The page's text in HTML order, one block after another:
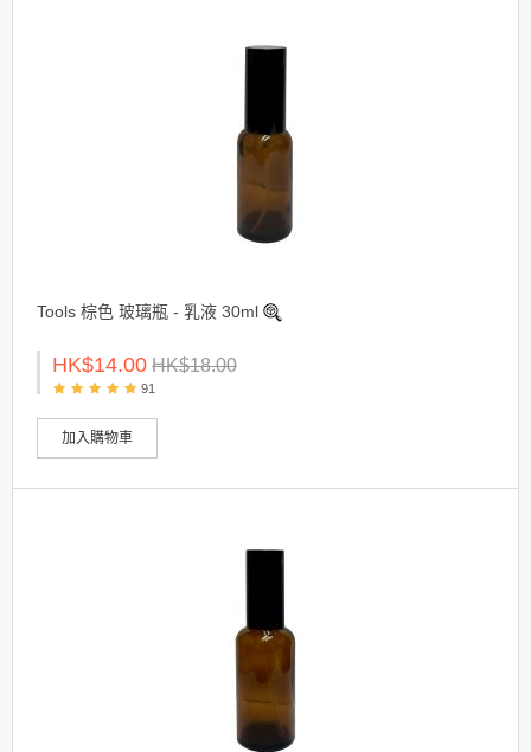
Tools 棕色 玻璃瓶 - 乳液 30ml
HK$14.00 HK$18.00
91
加入購物車